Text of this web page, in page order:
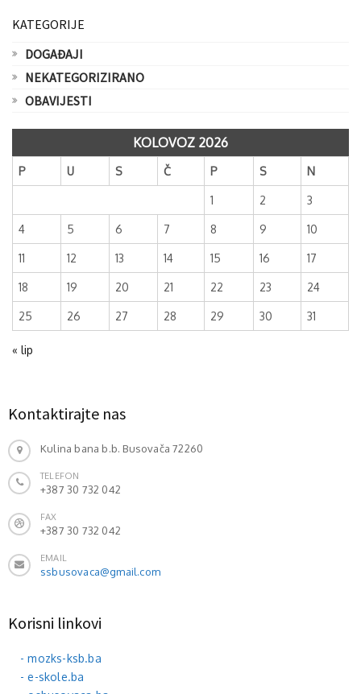
KATEGORIJE
DOGAĐAJI
NEKATEGORIZIRANO
OBAVIJESTI
KOLOVOZ 2026
P U S Č P S N
1 2 3
4 5 6 7 8 9 10
11 12 13 14 15 16 17
18 19 20 21 22 23 24
25 26 27 28 29 30 31
« lip
Kontaktirajte nas
Kulina bana b.b. Busovača 72260
TELEFON
+387 30 732 042
FAX
+387 30 732 042
EMAIL
ssbusovaca@gmail.com
Korisni linkovi
- mozks-ksb.ba
- e-skole.ba